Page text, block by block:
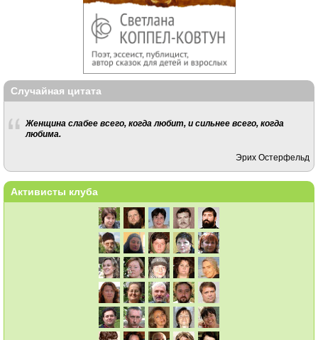
Случайная цитата
Женщина слабее всего, когда любит, и сильнее всего, когда
любима.
Эрих Остерфельд
Активисты клуба